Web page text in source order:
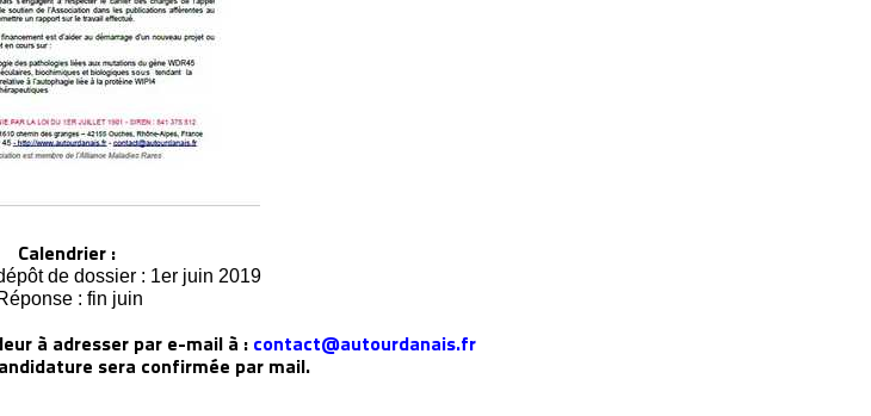
Calendrier :
de dossier : 1er juin 2019
: fin juin
à adresser par e-mail à : contact@autourdanais.fr
sera confirmée par mail.